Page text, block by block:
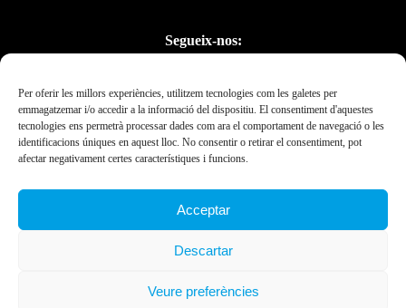
Per oferir les millors experiències, utilitzem tecnologies com les galetes per
emmagatzemar i/o accedir a la informació del dispositiu. El consentiment d'aquestes
tecnologies ens permetrà processar dades com ara el comportament de navegació o les
identificacions úniques en aquest lloc. No consentir o retirar el consentiment, pot
afectar negativament certes característiques i funcions.
Acceptar
Descartar
Veure preferències
Segueix-nos:
Presidència